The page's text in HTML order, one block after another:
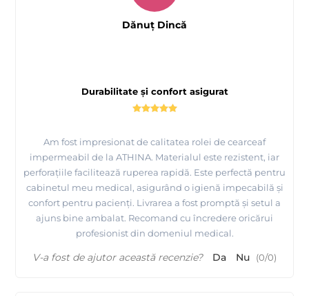
Durabilitate și confort asigurat
Am fost impresionat de calitatea rolei de cearceaf
impermeabil de la ATHINA. Materialul este rezistent, iar
perforațiile facilitează ruperea rapidă. Este perfectă pentru
cabinetul meu medical, asigurând o igienă impecabilă și
confort pentru pacienți. Livrarea a fost promptă și setul a
ajuns bine ambalat. Recomand cu încredere oricărui
profesionist din domeniul medical.
Dănuț Dincă
V-a fost de ajutor această recenzie? Da Nu (0/0)